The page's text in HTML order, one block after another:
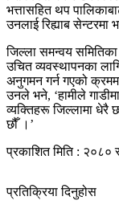
भत्तासहित थप
उनलाई रिह्याब सेन्टरमा
जिल्ला समन्वय
उचित व्यवस्थापनका
अनुगमन गर्न गएको
उनले भने, ‘हामीले
व्यक्तिहरू जिल्लामा धेरै
छौँ ।’
प्रकाशित मिति :
प्रतिक्रिया दिनुहोस